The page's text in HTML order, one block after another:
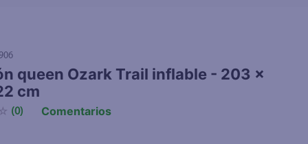
queen Ozark Trail inflable - 203 ×
cm
☆ (0) Comentarios